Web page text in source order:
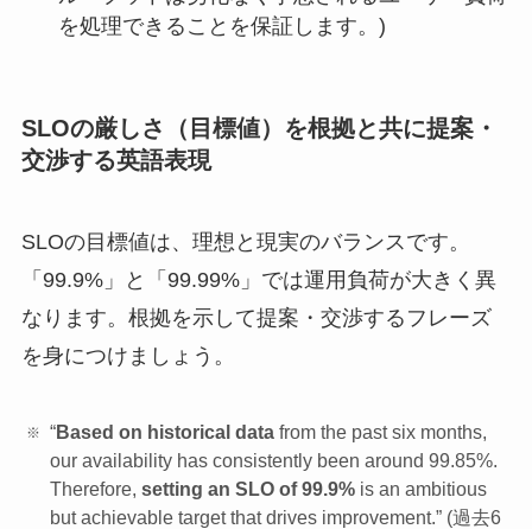
を処理できることを保証します。)
SLOの厳しさ（目標値）を根拠と共に提案・
交渉する英語表現
SLOの目標値は、理想と現実のバランスです。
「99.9%」と「99.99%」では運用負荷が大きく異
なります。根拠を示して提案・交渉するフレーズ
を身につけましょう。
“Based on historical data from the past six months,
our availability has consistently been around 99.85%.
Therefore,setting an SLO of 99.9% is an ambitious
but achievable target that drives improvement.” (過去6